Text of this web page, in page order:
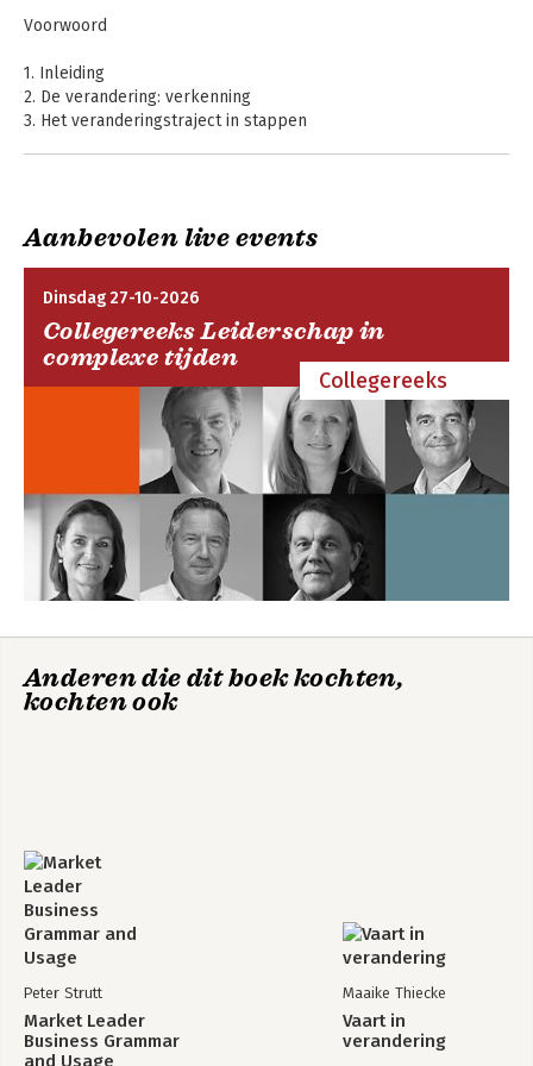
Voorwoord
1. Inleiding
2. De verandering: verkenning
3. Het veranderingstraject in stappen
3. Gewenste situatie bepalen
4. De huidige situatie beschrijven
5. Veranderingsstrategie ontwerpen
6. Planning maken
7. Invoeren van de verandering
8. Bestendigen van de verandering
4. Kritische succesfactoren
Aanbevolen live events
Dinsdag 27-10-2026
Collegereeks Leiderschap in
complexe tijden
Collegereeks
Anderen die dit boek kochten,
kochten ook
Peter Strutt
Market Leader
Business Grammar
and Usage
Maaike Thiecke
Vaart in
verandering